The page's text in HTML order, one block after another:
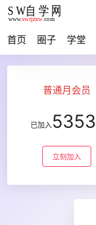
首页 圈子 学堂
普通月会员
已加入5353
立刻加入